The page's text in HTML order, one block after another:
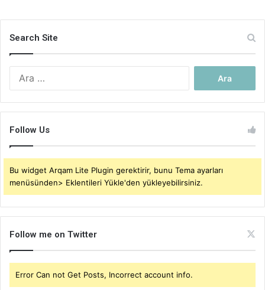
Search Site
Follow Us
Bu widget Arqam Lite Plugin gerektirir, bunu Tema ayarları
menüsünden> Eklentileri Yükle'den yükleyebilirsiniz.
Follow me on Twitter
Error Can not Get Posts, Incorrect account info.